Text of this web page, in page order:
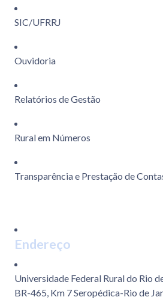
SIC/UFRRJ
Ouvidoria
Relatórios de Gestão
Rural em Números
Transparência e Prestação de
Endereço
Universidade Federal Rural do Rio
BR-465, Km 7 Seropédica-Rio de